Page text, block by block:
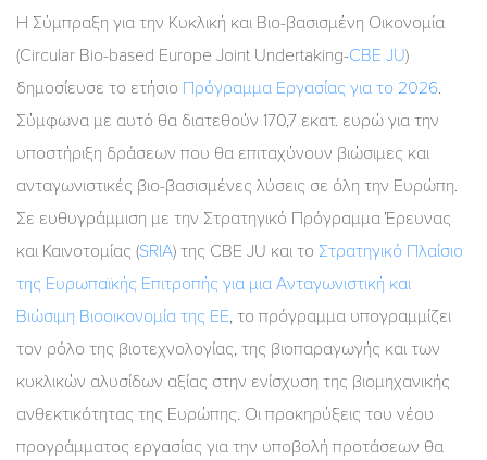
Η Σύμπραξη για την Κυκλική και Βιο-βασισμένη Οικονομία
(Circular Bio-based Europe Joint Undertaking-CBE JU)
δημοσίευσε το ετήσιο Πρόγραμμα Εργασίας για το 2026.
Σύμφωνα με αυτό θα διατεθούν 170,7 εκατ. ευρώ για την
υποστήριξη δράσεων που θα επιταχύνουν βιώσιμες και
ανταγωνιστικές βιο-βασισμένες λύσεις σε όλη την Ευρώπη.
Σε ευθυγράμμιση με την Στρατηγικό Πρόγραμμα Έρευνας
και Καινοτομίας (SRIA) της CBE JU και το Στρατηγικό Πλαίσιο
της Ευρωπαϊκής Επιτροπής για μια Ανταγωνιστική και
Βιώσιμη Βιοοικονομία της ΕΕ, το πρόγραμμα υπογραμμίζει
τον ρόλο της βιοτεχνολογίας, της βιοπαραγωγής και των
κυκλικών αλυσίδων αξίας στην ενίσχυση της βιομηχανικής
ανθεκτικότητας της Ευρώπης. Οι προκηρύξεις του νέου
προγράμματος εργασίας για την υποβολή προτάσεων θα